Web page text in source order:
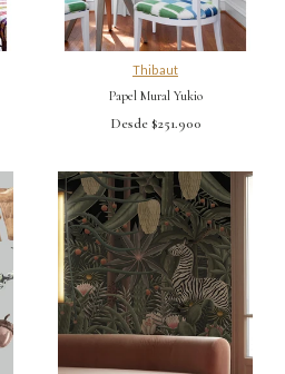
Thibaut
Papel Mural Yukio
Desde $251.900